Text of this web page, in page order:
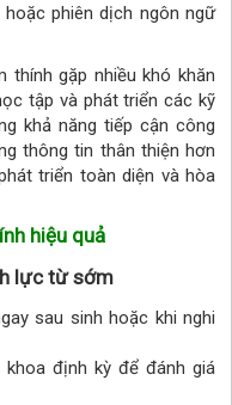
phiên dịch ngôn ngữ
thính gặp nhiều khó khăn
tập và phát triển các kỹ
khả năng tiếp cận công
thông tin thân thiện hơn
triển toàn diện và hòa
hiệu quả
lực từ sớm
sau sinh hoặc khi nghi
định kỳ để đánh giá